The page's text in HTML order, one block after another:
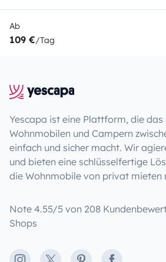
Ab
109 €/Tag
Yescapa ist eine Plattform, die das
Wohnmobilen und Campern
einfach und sicher macht. Wir
und bieten eine schlüsselfertige
die Wohnmobile von privat mieten
Note 4.55/5 von 208
Shops